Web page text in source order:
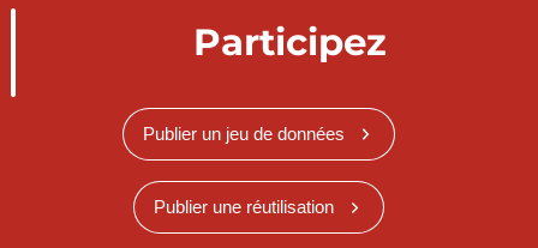
Participez
Publier un jeu de données
Publier une réutilisation